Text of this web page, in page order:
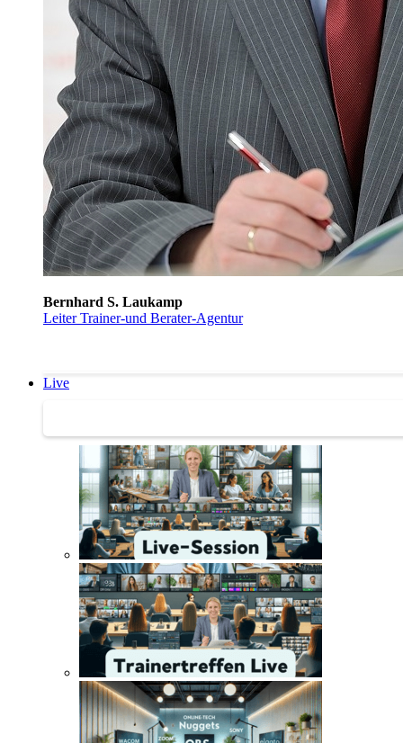
Bernhard S. Laukamp
Leiter Trainer-und Berater-Agentur
Live